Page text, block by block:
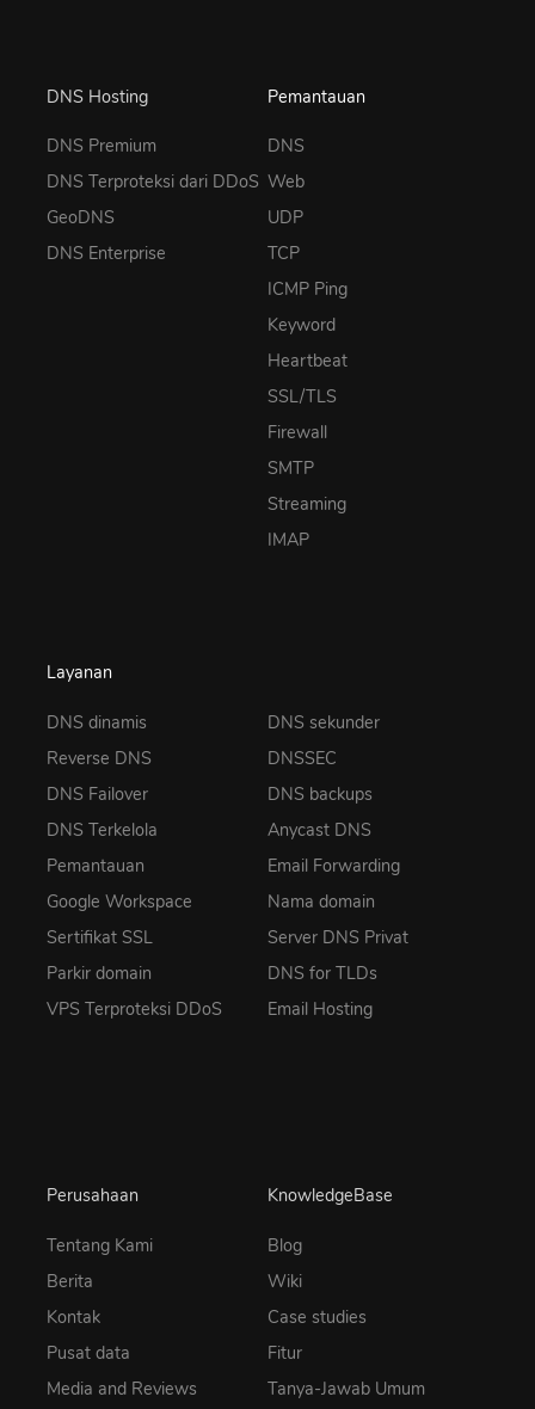
DNS Hosting
DNS Premium
DNS Terproteksi dari DDoS
GeoDNS
DNS Enterprise
Pemantauan
DNS
Web
UDP
TCP
ICMP Ping
Keyword
Heartbeat
SSL/TLS
Firewall
SMTP
Streaming
IMAP
Layanan
DNS dinamis
Reverse DNS
DNS Failover
DNS Terkelola
Pemantauan
Google Workspace
Sertifikat SSL
Parkir domain
VPS Terproteksi DDoS
DNS sekunder
DNSSEC
DNS backups
Anycast DNS
Email Forwarding
Nama domain
Server DNS Privat
DNS for TLDs
Email Hosting
Perusahaan
Tentang Kami
Berita
Kontak
Pusat data
Media and Reviews
KnowledgeBase
Blog
Wiki
Case studies
Fitur
Tanya-Jawab Umum